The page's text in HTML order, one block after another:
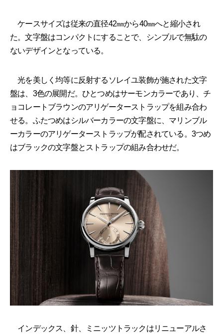
ケースサイズは従来の直径42㎜から40㎜へと縮小され
た。文字盤はコンパクトにすることで、シンブルで無駄の
ないデザインとなっている。
光を美しく均等に反射するソレイユ装飾が施された文字
盤は、3色の展開だ。ひとつめはサーモンカラーであり、チ
ョコレートブラウンのアリゲーターストラップを組み合わ
せる。ふたつめはシルバーカラーの文字盤に、マリンブル
ーカラーのアリゲーターストラップが配されている。3つめ
はブラックの文字盤とストラップの組み合わせだ。
インデックス、針、ミニッツトラックはリニューアルさ